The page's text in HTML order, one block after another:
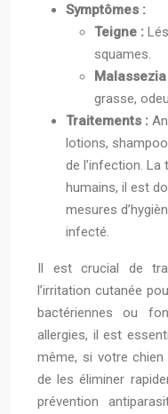
Symptômes :
Teigne :
squames.
grasse,
Traitements :
lotions,
de l’infection.
humains, il est
mesures
infecté.
Il est crucial de
l’irritation cutanée
bactériennes ou
allergies, il est
même, si votre
de les éliminer
prévention